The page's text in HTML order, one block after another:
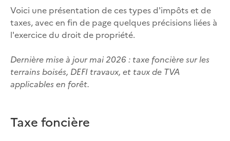
Voici une présentation de ces types d'impôts et de
taxes, avec en fin de page quelques précisions liées à
l'exercice du droit de propriété.
Dernière mise à jour mai 2026 : taxe foncière sur les
terrains boisés, DEFI travaux, et taux de TVA
applicables en forêt.
Taxe foncière